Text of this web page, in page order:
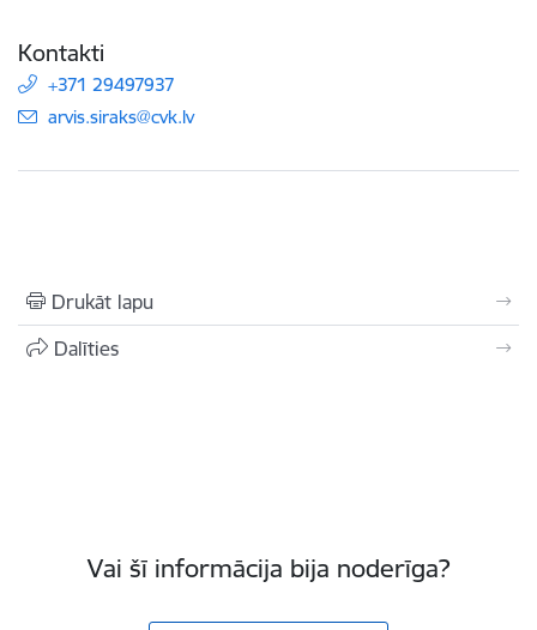
Kontakti
+371 29497937
E-pasts:
arvis.siraks@cvk.lv
Drukāt lapu
Dalīties
Vai šī informācija bija noderīga?